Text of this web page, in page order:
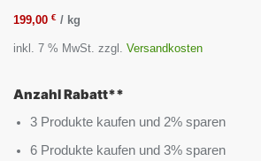
199,00 € / kg
inkl. 7 % MwSt. zzgl. Versandkosten
Anzahl Rabatt**
3 Produkte kaufen und 2% sparen
6 Produkte kaufen und 3% sparen